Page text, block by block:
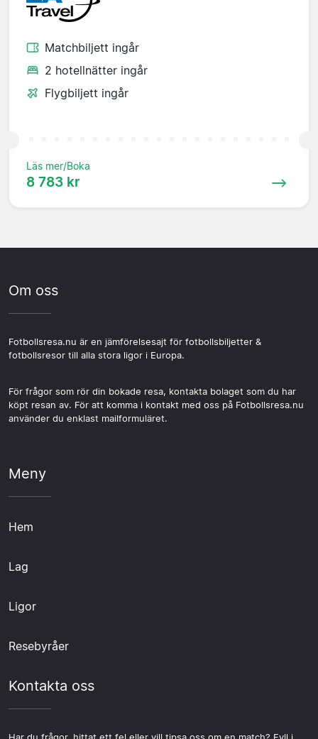
Matchbiljett ingår
2 hotellnätter ingår
Flygbiljett ingår
Läs mer/Boka
8 783 kr
Om oss
Fotbollsresa.nu är en jämförelsesajt för fotbollsbiljetter &
fotbollsresor till alla stora ligor i Europa.
För frågor som rör din bokade resa, kontakta bolaget som du har
köpt resan av. För att komma i kontakt med oss på Fotbollsresa.nu
använder du enklast mailformuläret.
Meny
Hem
Lag
Ligor
Resebyråer
Kontakta oss